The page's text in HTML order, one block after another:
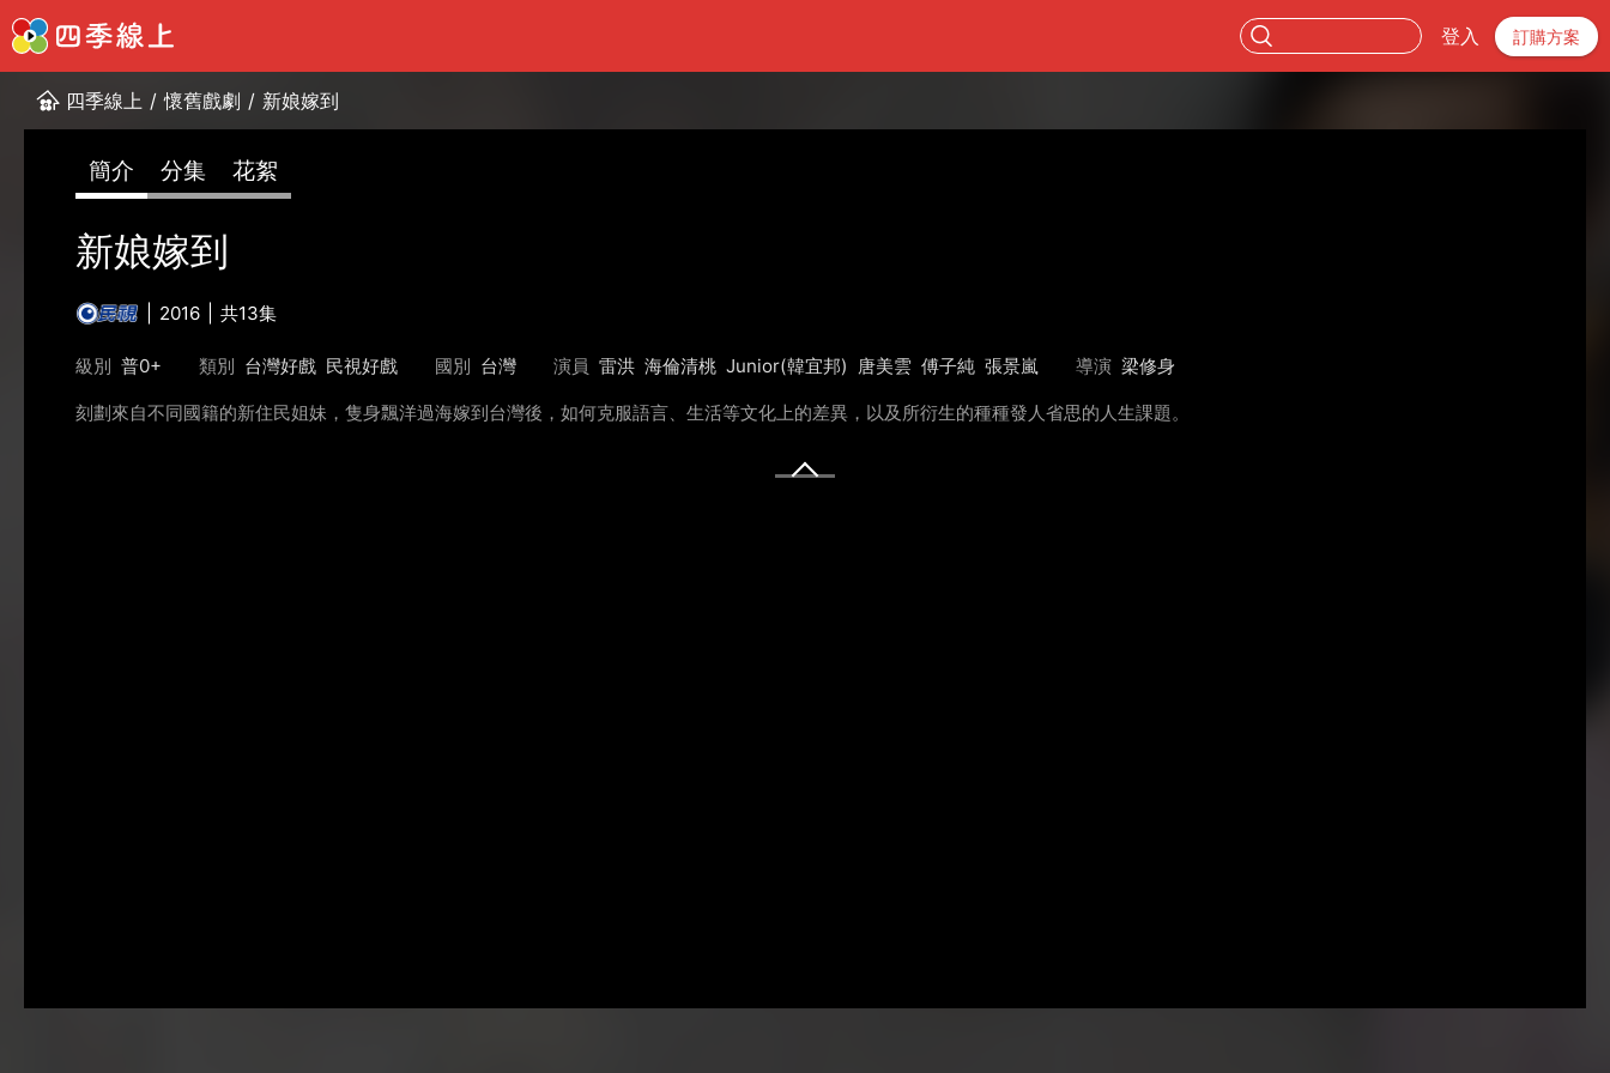
登入 訂購方案
四季線上 / 懷舊戲劇 / 新娘嫁到
簡介 分集 花絮
新娘嫁到
2016 共13集
級別 普0+ 類別 台灣好戲 民視好戲 國別 台灣 演員 雷洪 海倫清桃 Junior(韓宜邦) 唐美雲 傅子純 張景嵐 導演 梁修身
刻劃來自不同國籍的新住民姐妹，隻身飄洋過海嫁到台灣後，如何克服語言、生活等文化上的差異，以及所衍生的種種發人省思的人生課題。